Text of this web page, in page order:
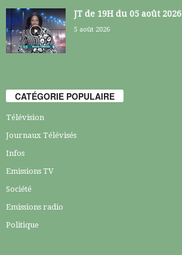
JT de 19H du 05 août 2026
5 août 2026
CATÉGORIE POPULAIRE
Télévision
Journaux Télévisés
Infos
Emissions TV
Société
Emissions radio
Politique